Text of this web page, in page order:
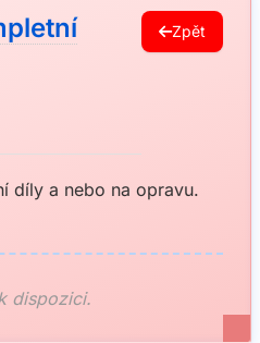
Zpět
díly a nebo na opravu.
dispozici.